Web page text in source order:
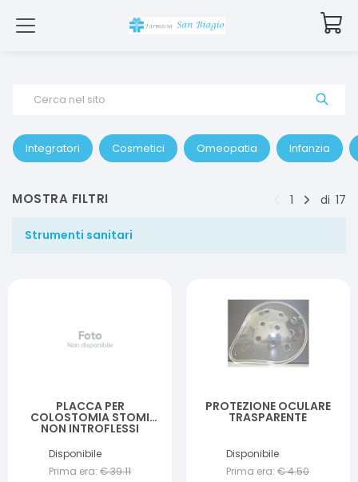
Cerca nel sito
Integratori Cosmetici Omeopatia Infanzia
MOSTRA FILTRI 1 di 17
Strumenti sanitari
PLACCA PER
COLOSTOMIA STOMI
NON INTROFLESSI
CONVESSA RITAGLIABILE
15-42 MM 5 PEZZI
Disponibile
Prima era: €39.11
PROTEZIONE OCULARE
TRASPARENTE
Disponibile
Prima era: €4.50